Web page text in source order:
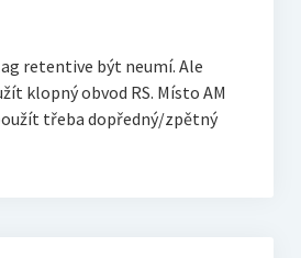
retentive být neumí. Ale
klopný obvod RS. Místo AM
třeba dopředný/zpětný